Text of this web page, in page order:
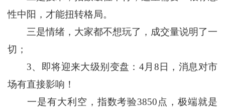
性中阳，才能扭转格局。
三是情绪，大家都不想玩了，成交量说明了一
切；
3、即将迎来大级别变盘：4月8日，消息对市
场有直接影响！
一是有大利空，指数考验3850点，极端就是